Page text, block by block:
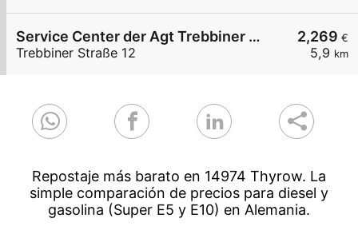
2,269 €
5,9 km
Service Center der Agt Trebbiner Straße 12
Trebbiner Straße 12
Repostaje más barato en 14974 Thyrow. La
simple comparación de precios para diesel y
gasolina (Super E5 y E10) en Alemania.